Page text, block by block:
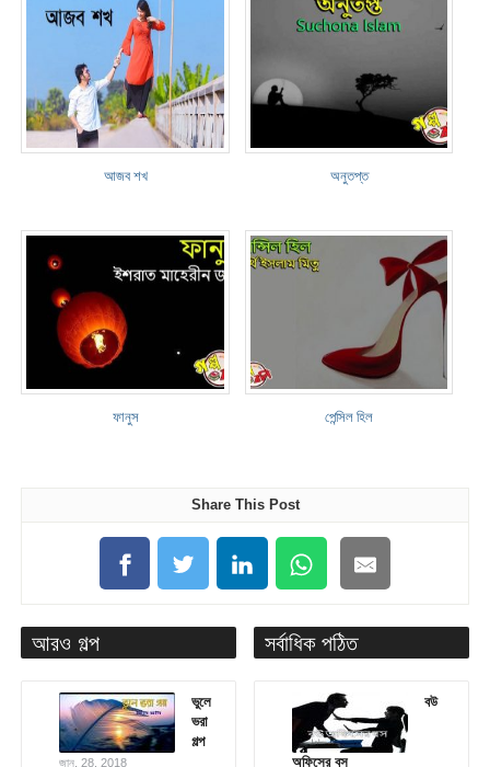
আজব শখ অনুতপ্ত
ফানুস পেন্সিল হিল
Share This Post
আরও গল্প
ভুলে
ভরা
গল্প
জানু. 28, 2018
সর্বাধিক পঠিত
বউ
অফিসের বস